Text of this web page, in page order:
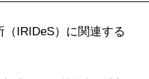
IRIDeS）に関連する